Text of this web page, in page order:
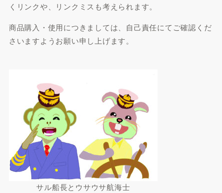
くリンクや、リンクミスも考えられます。
商品購入・使用につきましては、自己責任にてご確認くだ
さいますようお願い申し上げます。
サル船長とウサウサ航海士